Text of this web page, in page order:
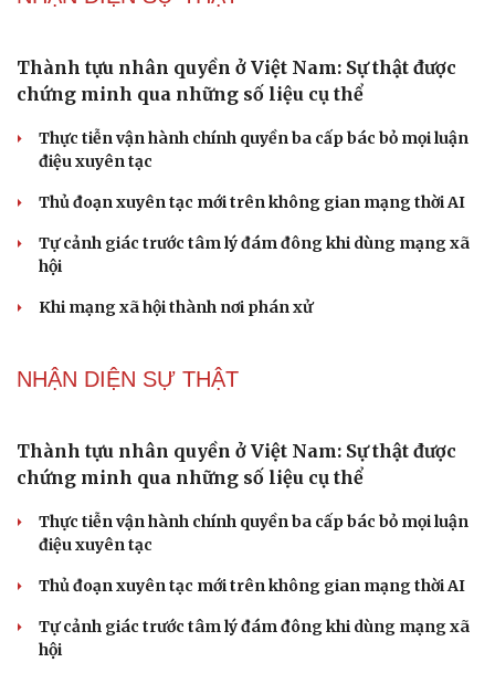
Đề xuất tăng tuổi nghỉ hưu sĩ quan quân đội, tùy đặc thù
Đại tướng Phan Văn Giang: Cấp phép UAV phải gắn với
định danh để bảo vệ bầu trời
ĐBQH đề xuất nhiều giải pháp hoàn thiện Luật phòng
chống vũ khí hủy diệt hàng loạt
Luật Phòng, chống phổ biến vũ khí hủy diệt hàng loạt
không cản trở hoạt động dân sự
mãn kinh như thế nào?
Phong slư - “thư tình” bằng dân ca của người Tày
Ngại khám bệnh, nhiều người tự chữa bệnh xã hội rồi
nhận hậu quả lớn
Truyện ngắn: "Bờ sông gió thổi" (Phần đầu)
Chính sách giáo dục phải được đo bằng sự tiến bộ, hạnh
phúc của học sinh